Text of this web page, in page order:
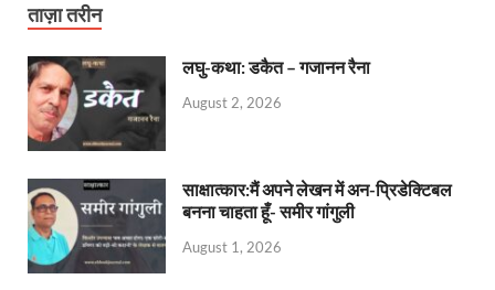
ताज़ा तरीन
लघु-कथा: डकैत – गजानन रैना
August 2, 2026
साक्षात्कार:मैं अपने लेखन में अन-प्रिडेक्टिबल
बनना चाहता हूँ- समीर गांगुली
August 1, 2026